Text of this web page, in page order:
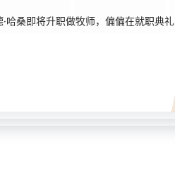
即将升职做牧师，偏偏在就职典礼